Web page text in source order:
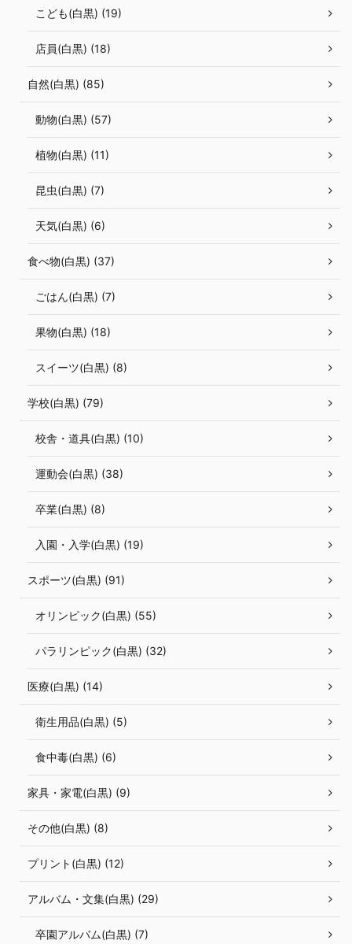
こども(白黒) (19)
店員(白黒) (18)
自然(白黒) (85)
動物(白黒) (57)
植物(白黒) (11)
昆虫(白黒) (7)
天気(白黒) (6)
食べ物(白黒) (37)
ごはん(白黒) (7)
果物(白黒) (18)
スイーツ(白黒) (8)
学校(白黒) (79)
校舎・道具(白黒) (10)
運動会(白黒) (38)
卒業(白黒) (8)
入園・入学(白黒) (19)
スポーツ(白黒) (91)
オリンピック(白黒) (55)
パラリンピック(白黒) (32)
医療(白黒) (14)
衛生用品(白黒) (5)
食中毒(白黒) (6)
家具・家電(白黒) (9)
その他(白黒) (8)
プリント(白黒) (12)
アルバム・文集(白黒) (29)
卒園アルバム(白黒) (7)